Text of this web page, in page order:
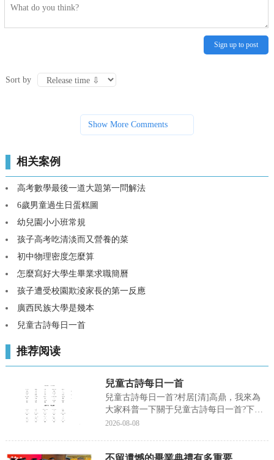
Sign up to post
Sort by
Show More Comments
相关案例
高考數學最後一道大題第一問解法
6歲男童過生日蛋糕圖
幼兒園小小班常規
孩子高考吃清淡而又營養的菜
初中物理密度怎麼算
怎麼寫好大學生畢業求職簡曆
孩子遭受校園欺淩家長的第一反應
廣西民族大學是幾本
兒童古詩每日一首
推荐阅读
兒童古詩每日一首
兒童古詩每日一首?村居[清]高鼎，我來為
大家科普一下關于兒童古詩每日一首?下面
希望有你要的答案，我們一起來看看吧!兒
2026-08-08